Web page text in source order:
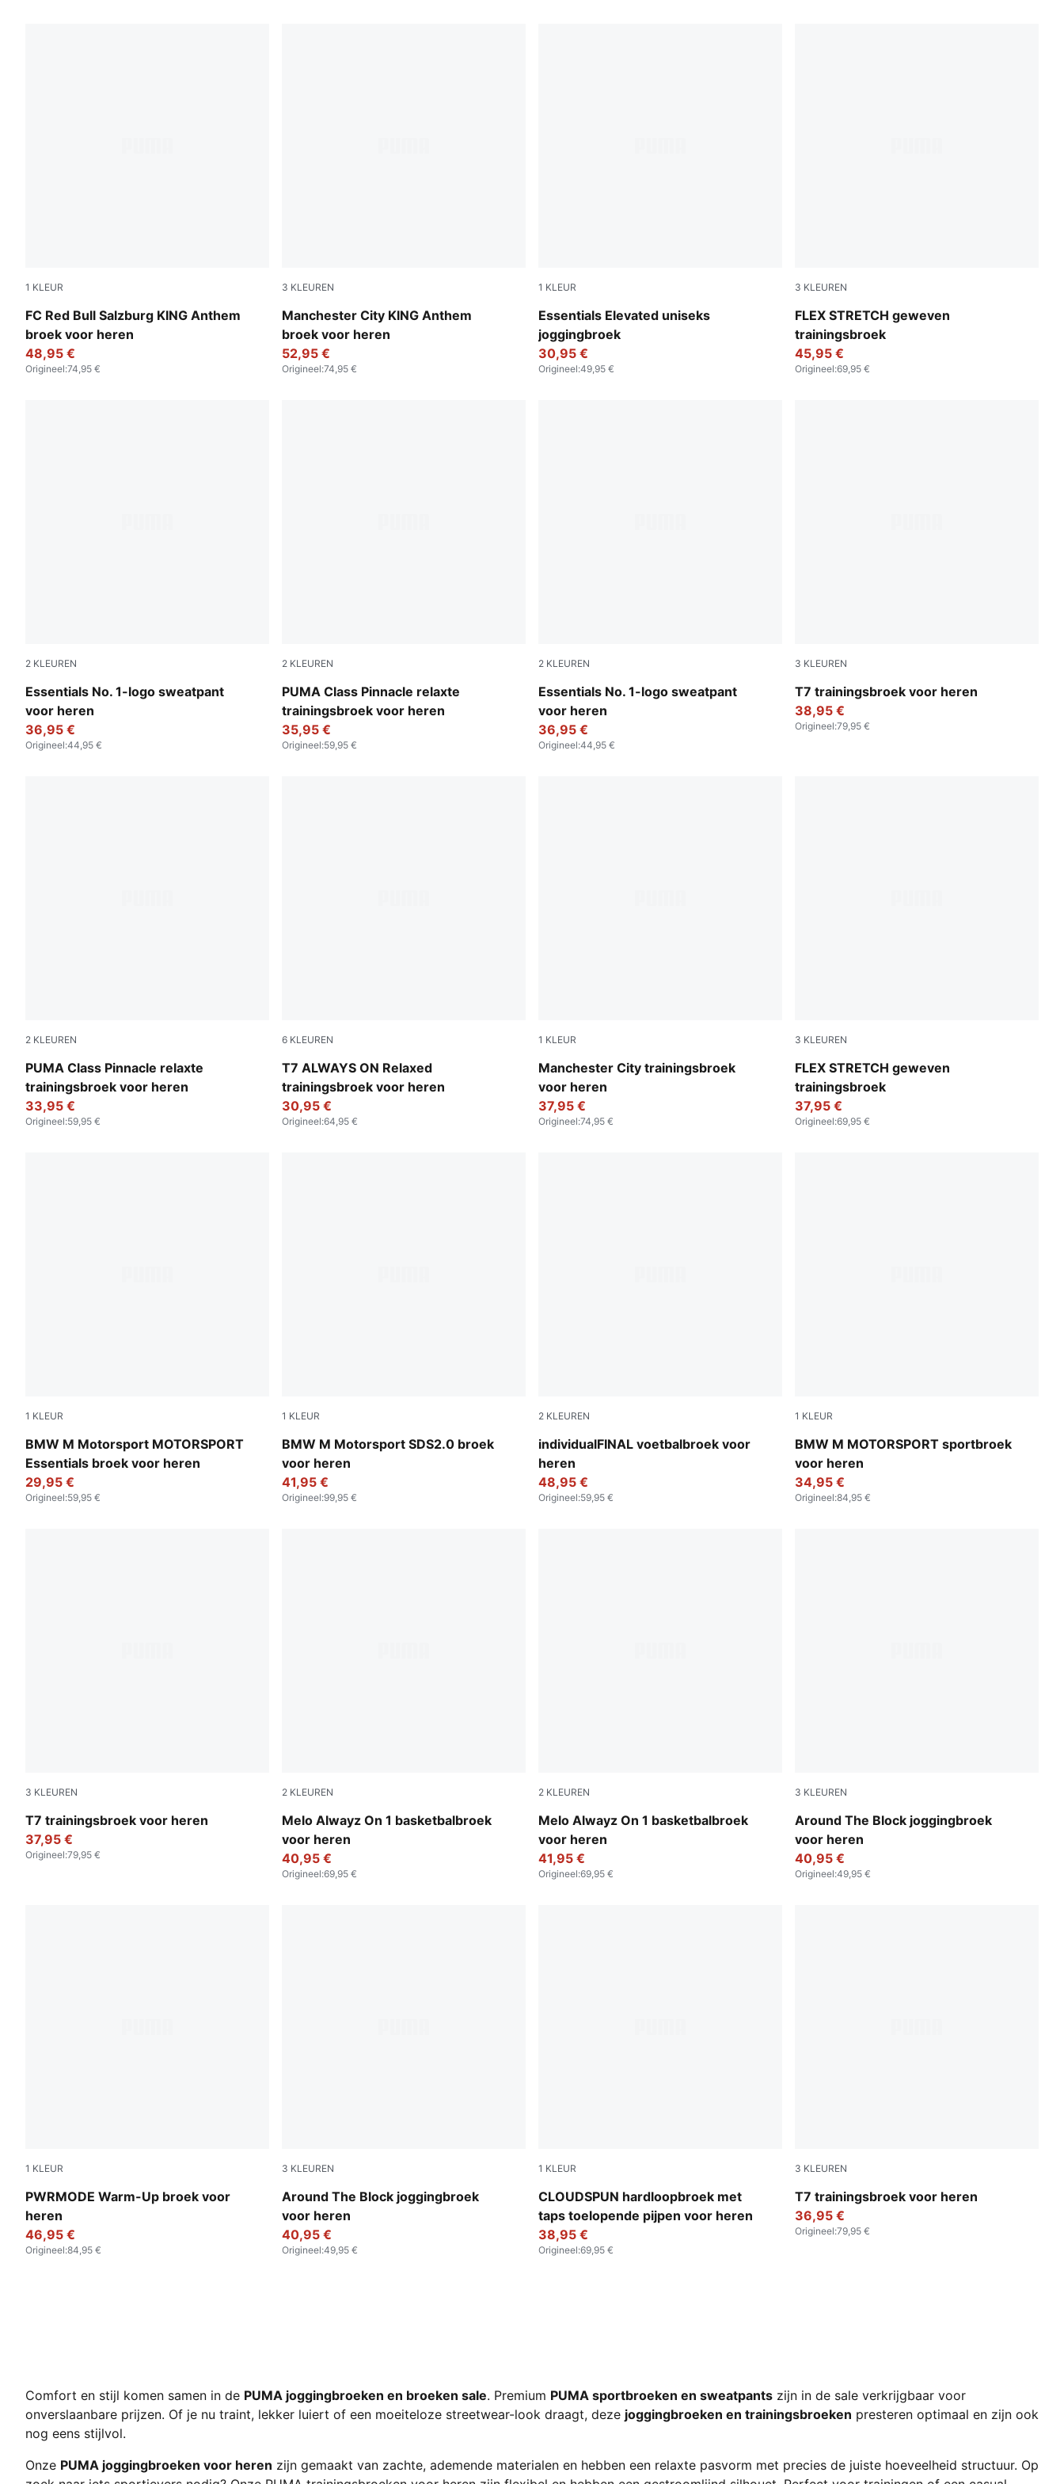
1 KLEUR
FC Red Bull Salzburg KING Anthem
broek voor heren
PUMA Black-Matte Puma Gold
48,95 €
Origineel:74,95 €
3 KLEUREN
Manchester City KING Anthem
broek voor heren
Green Terrain-Tropical Blue
52,95 €
Origineel:74,95 €
1 KLEUR
Essentials Elevated uniseks
joggingbroek
Puma Black
30,95 €
Origineel:49,95 €
3 KLEUREN
FLEX STRETCH geweven
trainingsbroek
Galactic Gray-Apple Spritz
45,95 €
Origineel:69,95 €
2 KLEUREN
Essentials No. 1-logo sweatpant
voor heren
Medium Gray Heather
36,95 €
Origineel:44,95 €
2 KLEUREN
PUMA Class Pinnacle relaxte
trainingsbroek voor heren
New Navy
35,95 €
Origineel:59,95 €
2 KLEUREN
Essentials No. 1-logo sweatpant
voor heren
Puma Black
36,95 €
Origineel:44,95 €
3 KLEUREN
T7 trainingsbroek voor heren
Chocolate Brown
38,95 €
Origineel:79,95 €
2 KLEUREN
PUMA Class Pinnacle relaxte
trainingsbroek voor heren
Emerald Ice
33,95 €
Origineel:59,95 €
6 KLEUREN
T7 ALWAYS ON Relaxed
trainingsbroek voor heren
Chocolate Brown
30,95 €
Origineel:64,95 €
1 KLEUR
Manchester City trainingsbroek
voor heren
PUMA Black-PUMA Silver
37,95 €
Origineel:74,95 €
3 KLEUREN
FLEX STRETCH geweven
trainingsbroek
PUMA Black-Vibrant Green
37,95 €
Origineel:69,95 €
1 KLEUR
BMW M Motorsport MOTORSPORT
Essentials broek voor heren
Puma Black
29,95 €
Origineel:59,95 €
1 KLEUR
BMW M Motorsport SDS2.0 broek
voor heren
Puma Black
41,95 €
Origineel:99,95 €
2 KLEUREN
individualFINAL voetbalbroek voor
heren
Deep Blue-PUMA White-Icy Blue
48,95 €
Origineel:59,95 €
1 KLEUR
BMW M MOTORSPORT sportbroek
voor heren
Puma Black
34,95 €
Origineel:84,95 €
3 KLEUREN
T7 trainingsbroek voor heren
Puma Black
37,95 €
Origineel:79,95 €
2 KLEUREN
Melo Alwayz On 1 basketbalbroek
voor heren
Light Gray Heather-PUMA Silver
40,95 €
Origineel:69,95 €
2 KLEUREN
Melo Alwayz On 1 basketbalbroek
voor heren
PUMA Black-Glowing Red
41,95 €
Origineel:69,95 €
3 KLEUREN
Around The Block joggingbroek
voor heren
Team Light Blue
40,95 €
Origineel:49,95 €
1 KLEUR
PWRMODE Warm-Up broek voor
heren
Puma Black
46,95 €
Origineel:84,95 €
3 KLEUREN
Around The Block joggingbroek
voor heren
Puma Black
40,95 €
Origineel:49,95 €
1 KLEUR
CLOUDSPUN hardloopbroek met
taps toelopende pijpen voor heren
Puma Black
38,95 €
Origineel:69,95 €
3 KLEUREN
T7 trainingsbroek voor heren
New Navy
36,95 €
Origineel:79,95 €
Comfort en stijl komen samen in de PUMA joggingbroeken en broeken sale. Premium PUMA sportbroeken en sweatpants zijn in de sale verkrijgbaar voor
onverslaanbare prijzen. Of je nu traint, lekker luiert of een moeiteloze streetwear-look draagt, deze joggingbroeken en trainingsbroeken presteren optimaal en zijn ook
nog eens stijlvol.
Onze PUMA joggingbroeken voor heren zijn gemaakt van zachte, ademende materialen en hebben een relaxte pasvorm met precies de juiste hoeveelheid structuur. Op